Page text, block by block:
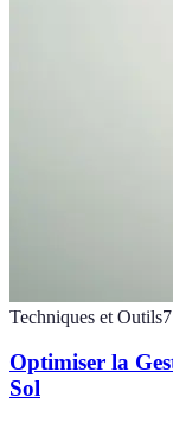
Techniques et Outils7
Optimiser la
Sol